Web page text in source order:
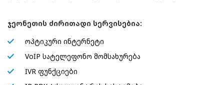
ჯეონეთის ძირითადი სერვისებია:
ოპტიკური ინტერნეტი
VoIP სატელეფონო მომსახურება
IVR ფუნქციები